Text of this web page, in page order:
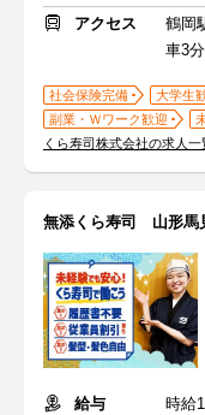
アクセス
鶴岡
車3分
社会保険完備 大学生
副業・Ｗワーク歓迎
くら寿司株式会社の求人一
無添くら寿司 山形馬
給与
時給